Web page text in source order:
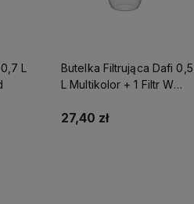
L
Butelka Filtrująca Dafi 0,5
L Multikolor + 1 Filtr W
27,40 zł